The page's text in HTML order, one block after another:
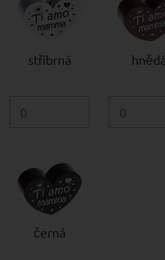
stříbrná hnědá
černá